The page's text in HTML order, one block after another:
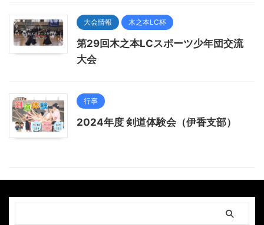
大会情報 木之本LC杯
第29回木之本LCスポーツ少年団交流
大会
行事
2024年度 剣道体験会（伊香支部）